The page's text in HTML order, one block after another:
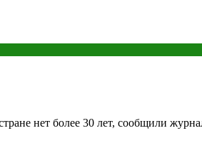
нет более 30 лет, сообщили